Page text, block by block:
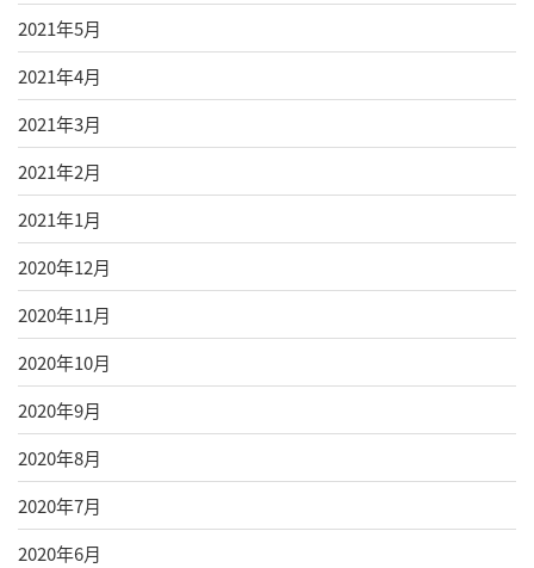
2021年5月
2021年4月
2021年3月
2021年2月
2021年1月
2020年12月
2020年11月
2020年10月
2020年9月
2020年8月
2020年7月
2020年6月